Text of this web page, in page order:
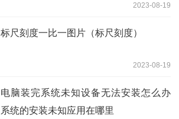
2023-08-19
标尺刻度一比一图片（标尺刻度）
2023-08-19
电脑装完系统未知设备无法安装怎么办
系统的安装未知应用在哪里